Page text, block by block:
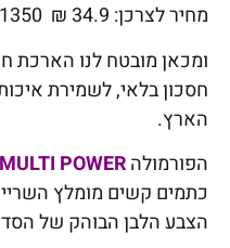
מחיר לצרכן: 34.9 ₪ 1350 גרם √
ומכאן מובטח לנו הארכת
חסכון בלאי, לשמירת
הארץ.
הפורמולה
כתמים קשים מומלץ
הצבע הלבן הבוהק של